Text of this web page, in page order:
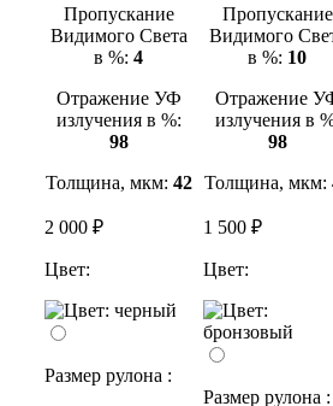
Пропускание
Видимого Света
в %:4
Отражение УФ
излучения в %:
98
Толщина, мкм: 42
2 000 ₽
Цвет:
Размер рулона :
Пропускание
Видимого
в %: 10
Отражение
излучения в
98
Толщина, мкм:
1 500 ₽
Цвет:
Размер рулона :